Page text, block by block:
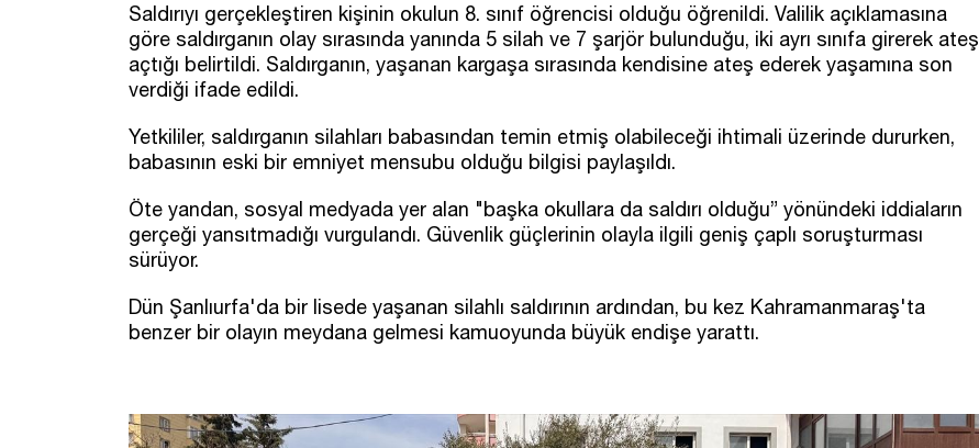
Saldırıyı gerçekleştiren kişinin okulun 8. sınıf öğrencisi olduğu öğrenildi. Valilik açıklamasına
göre saldırganın olay sırasında yanında 5 silah ve 7 şarjör bulunduğu, iki ayrı sınıfa girerek ateş
açtığı belirtildi. Saldırganın, yaşanan kargaşa sırasında kendisine ateş ederek yaşamına son
verdiği ifade edildi.
Yetkililer, saldırganın silahları babasından temin etmiş olabileceği ihtimali üzerinde dururken,
babasının eski bir emniyet mensubu olduğu bilgisi paylaşıldı.
Öte yandan, sosyal medyada yer alan "başka okullara da saldırı olduğu” yönündeki iddiaların
gerçeği yansıtmadığı vurgulandı. Güvenlik güçlerinin olayla ilgili geniş çaplı soruşturması
sürüyor.
Dün Şanlıurfa'da bir lisede yaşanan silahlı saldırının ardından, bu kez Kahramanmaraş'ta
benzer bir olayın meydana gelmesi kamuoyunda büyük endişe yarattı.